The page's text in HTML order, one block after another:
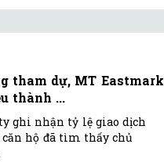
tham dự, MT Eastmark
thành ...
ghi nhận tỷ lệ giao dịch
hộ đã tìm thấy chủ